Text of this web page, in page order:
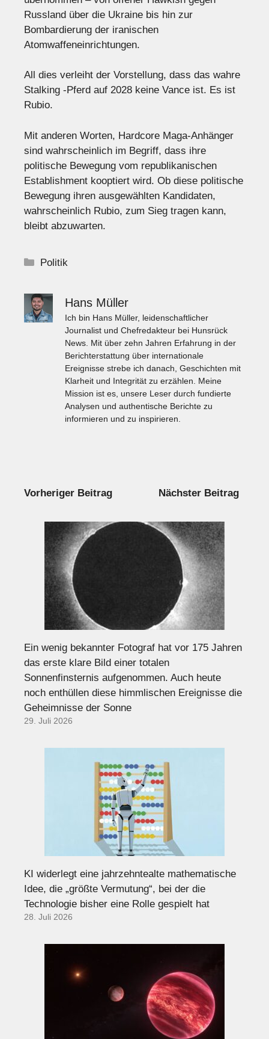
Russland über die Ukraine bis hin zur
Bombardierung der iranischen
Atomwaffeneinrichtungen.
All dies verleiht der Vorstellung, dass das wahre
Stalking -Pferd auf 2028 keine Vance ist. Es ist
Rubio.
Mit anderen Worten, Hardcore Maga-Anhänger
sind wahrscheinlich im Begriff, dass ihre
politische Bewegung vom republikanischen
Establishment kooptiert wird. Ob diese politische
Bewegung ihren ausgewählten Kandidaten,
wahrscheinlich Rubio, zum Sieg tragen kann,
bleibt abzuwarten.
Kategorien
Politik
Hans Müller
Ich bin Hans Müller, leidenschaftlicher
Journalist und Chefredakteur bei Hunsrück
News. Mit über zehn Jahren Erfahrung in der
Berichterstattung über internationale
Ereignisse strebe ich danach, Geschichten mit
Klarheit und Integrität zu erzählen. Meine
Mission ist es, unsere Leser durch fundierte
Analysen und authentische Berichte zu
informieren und zu inspirieren.
Vorheriger Beitrag Nächster Beitrag
Ein wenig bekannter Fotograf hat vor 175 Jahren
das erste klare Bild einer totalen
Sonnenfinsternis aufgenommen. Auch heute
noch enthüllen diese himmlischen Ereignisse die
Geheimnisse der Sonne
29. Juli 2026
KI widerlegt eine jahrzehntealte mathematische
Idee, die „größte Vermutung“, bei der die
Technologie bisher eine Rolle gespielt hat
28. Juli 2026